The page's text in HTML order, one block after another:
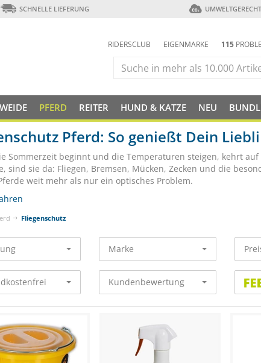
SCHNELLE LIEFERUNG UMWELTGERECHT
RIDERSCLUB EIGENMARKE 115
PFERD REITER HUND & KATZE NEU
Pferd: So genießt Dein
Sommerzeit beginnt und die Temperaturen steigen, kehrt
sind sie da: Fliegen, Bremsen, Mücken, Zecken und die
weit mehr als nur ein optisches Problem.
Fliegenschutz
Marke
Kundenbewertung